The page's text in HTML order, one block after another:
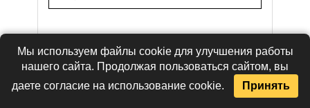
В наличии
Мы используем файлы cookie для улучшения работы
нашего сайта. Продолжая пользоваться сайтом, вы
даете согласие на использование cookie.
Принять